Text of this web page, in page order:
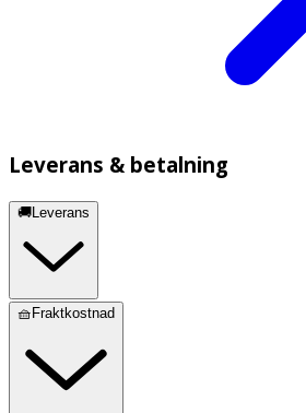
Leverans & betalning
🚚Leverans
🧺Fraktkostnad